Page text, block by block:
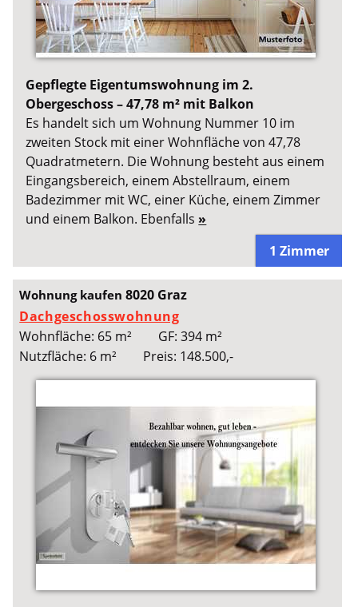
Gepflegte Eigentumswohnung im 2.
Obergeschoss – 47,78 m² mit Balkon
Es handelt sich um Wohnung Nummer 10 im
zweiten Stock mit einer Wohnfläche von 47,78
Quadratmetern. Die Wohnung besteht aus einem
Eingangsbereich, einem Abstellraum, einem
Badezimmer mit WC, einer Küche, einem Zimmer
und einem Balkon. Ebenfalls »
1 Zimmer
Wohnung kaufen8020 Graz
Dachgeschosswohnung
Wohnfläche: 65 m²
GF: 394 m²
Nutzfläche: 6 m²
Preis: 148.500,-